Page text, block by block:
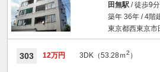
田無駅/ 徒歩9分
築年 36年 / 4階
東京都西東京市
303 12万円 3DK（53.28ｍ2 ）